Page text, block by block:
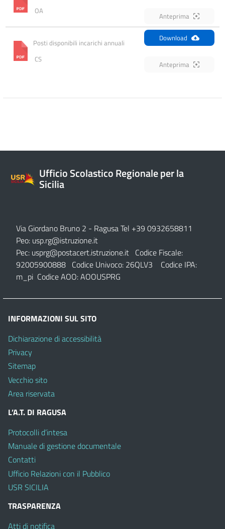
OA
Anteprima
Posti disponibili incarichi annuali
CS
Download
Anteprima
Ufficio Scolastico Regionale per la
Sicilia
Via Giordano Bruno 2 - Ragusa Tel +39 0932658811
Peo: usp.rg@istruzione.it
Pec: usprg@postacert.istruzione.it Codice Fiscale:
92005900888 Codice Univoco: 26QLV3 Codice IPA:
m_pi Codice AOO: AOOUSPRG
INFORMAZIONI SUL SITO
Dichiarazione di accessibilità
Privacy
Sitemap
Vecchio sito
Area riservata
L’A.T. DI RAGUSA
Protocolli d’intesa
Manuale di gestione documentale
Contatti
Ufficio Relazioni con il Pubblico
USR SICILIA
TRASPARENZA
Atti di notifica